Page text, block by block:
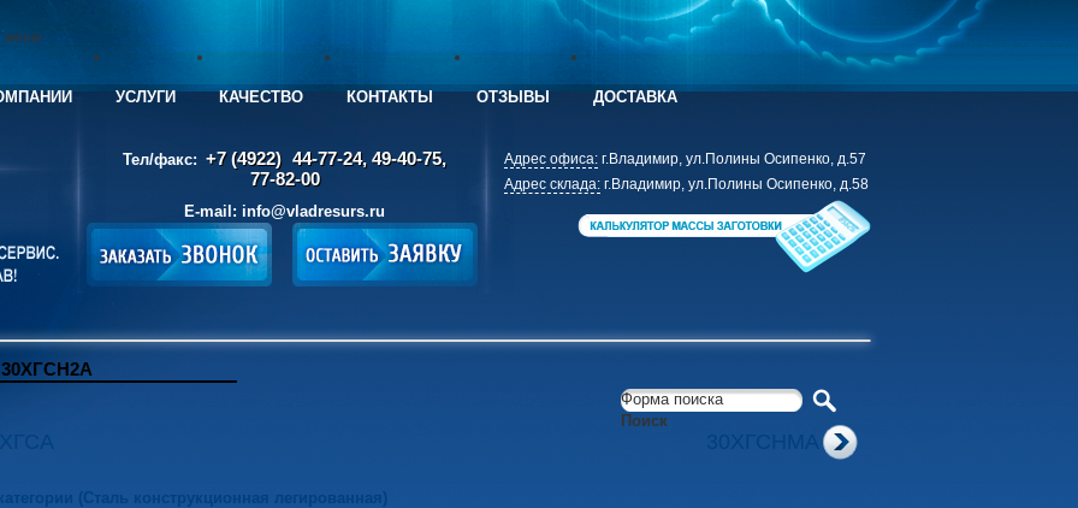
меню
УСЛУГИ КАЧЕСТВО КОНТАКТЫ ОТЗЫВЫ ДОСТАВКА
Тел/факс: +7 (4922) 44-77-24, 49-40-75,
77-82-00
E-mail: info@vladresurs.ru
Адрес офиса: г.Владимир, ул.Полины Осипенко, д.57
Адрес склада: г.Владимир, ул.Полины Осипенко, д.58
Форма поиска
Поиск
30ХГСНМА
(Сталь конструкционная легированная)